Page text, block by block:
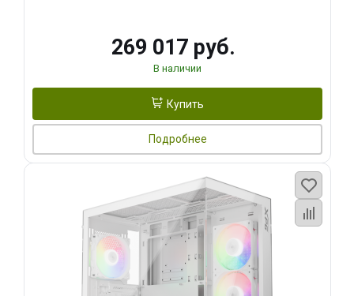
269 017 руб.
В наличии
Купить
Подробнее